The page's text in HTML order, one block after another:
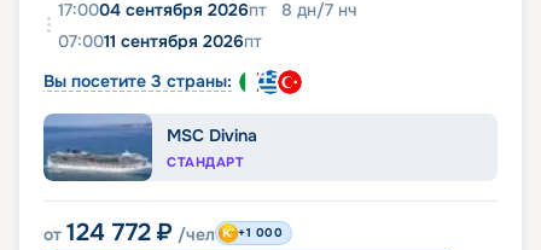
17:0004 сентября 2026пт 8 дн/7 нч
07:0011 сентября 2026пт
Вы посетите 3 страны:
MSC Divina
СТАНДАРТ
от 124 772 ₽ /чел +1 000